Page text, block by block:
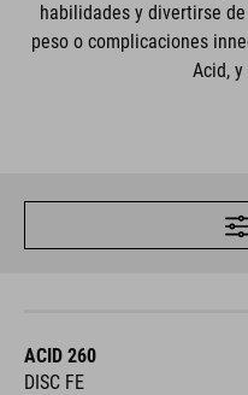
habilidades y divertirse
peso o complicaciones
Acid,
ACID 260
DISC FE